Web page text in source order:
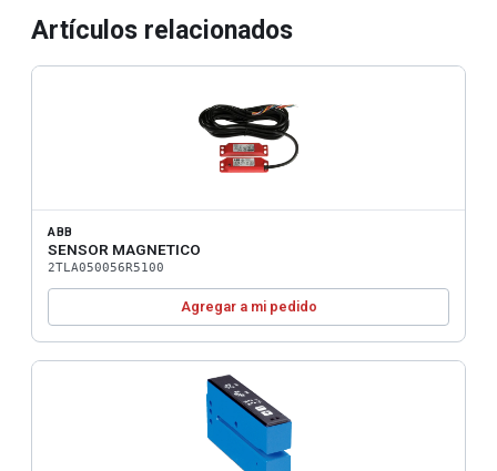
Artículos relacionados
ABB
SENSOR MAGNETICO
2TLA050056R5100
Agregar a mi pedido